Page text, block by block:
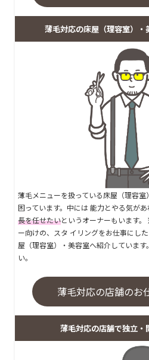
薄毛対応の床屋（理容室）・
薄毛メニューを扱っている床屋（理容
困っています。中には 能力とやる気があ
長を任せたいというオーナーもいます
ー向けの、スタ イリングをお仕事にし
屋（理容室）・美容室へ紹介していま
い。
薄毛対応の店舗のお
薄毛対応の店舗で独立・